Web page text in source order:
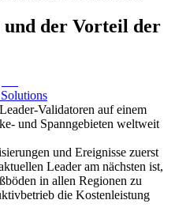
der Vorteil der
Validatoren auf einem
und Spanngebieten weltweit
und Ereignisse zuerst
Leader am nächsten ist,
in allen Regionen zu
die Kostenleistung